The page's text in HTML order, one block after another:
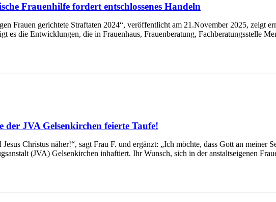
Frauenhilfe fordert entschlossenes Handeln
Frauen gerichtete Straftaten 2024“, veröffentlicht am 21.November 2025, zeigt
es die Entwicklungen, die in Frauenhaus, Frauenberatung, Fachberatungsstelle
JVA Gelsenkirchen feierte Taufe!
Christus näher!“, sagt Frau F. und ergänzt: „Ich möchte, dass Gott an meiner
(JVA) Gelsenkirchen inhaftiert. Ihr Wunsch, sich in der anstaltseigenen